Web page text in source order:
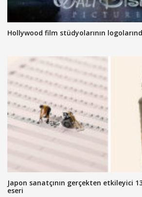
Hollywood film stüdyolarının
Japon sanatçının gerçekten etkileyici
eseri